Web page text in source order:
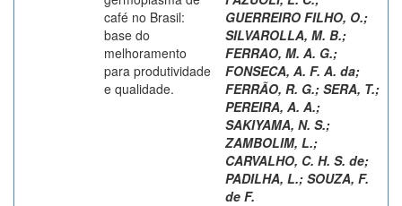
café no Brasil:
base do
melhoramento
para produtividade
e qualidade.
GUERREIRO FILHO, O.;
SILVAROLLA, M. B.;
FERRAO, M. A. G.;
FONSECA, A. F. A. da;
FERRÃO, R. G.; SERA, T.;
PEREIRA, A. A.;
SAKIYAMA, N. S.;
ZAMBOLIM, L.;
CARVALHO, C. H. S. de;
PADILHA, L.; SOUZA, F.
de F.